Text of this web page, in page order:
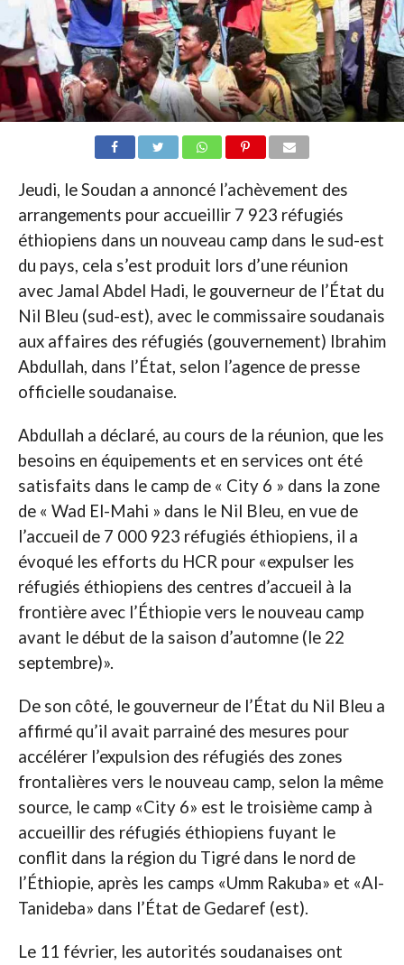
Jeudi, le Soudan a annoncé l’achèvement des
arrangements pour accueillir 7 923 réfugiés
éthiopiens dans un nouveau camp dans le sud-est
du pays, cela s’est produit lors d’une réunion
avec Jamal Abdel Hadi, le gouverneur de l’État du
Nil Bleu (sud-est), avec le commissaire soudanais
aux affaires des réfugiés (gouvernement) Ibrahim
Abdullah, dans l’État, selon l’agence de presse
officielle soudanaise.
Abdullah a déclaré, au cours de la réunion, que les
besoins en équipements et en services ont été
satisfaits dans le camp de « City 6 » dans la zone
de « Wad El-Mahi » dans le Nil Bleu, en vue de
l’accueil de 7 000 923 réfugiés éthiopiens, il a
évoqué les efforts du HCR pour «expulser les
réfugiés éthiopiens des centres d’accueil à la
frontière avec l’Éthiopie vers le nouveau camp
avant le début de la saison d’automne (le 22
septembre)».
De son côté, le gouverneur de l’État du Nil Bleu a
affirmé qu’il avait parrainé des mesures pour
accélérer l’expulsion des réfugiés des zones
frontalières vers le nouveau camp, selon la même
source, le camp «City 6» est le troisième camp à
accueillir des réfugiés éthiopiens fuyant le
conflit dans la région du Tigré dans le nord de
l’Éthiopie, après les camps «Umm Rakuba» et «Al-
Tanideba» dans l’État de Gedaref (est).
Le 11 février, les autorités soudanaises ont